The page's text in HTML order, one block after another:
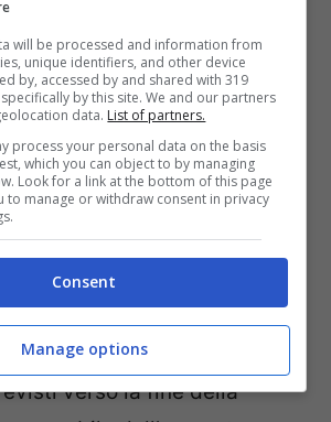
soprattutto su Toscana,
mentre sono previsti
Lazio. Pioverà anche sulla
si manterrà ancorastabile
etemperature estive
temperatura massima fino
verso la fine della
will be processed and information from
unique identifiers, and other device
by, accessed by and shared with 319
by this site. We and our partners
data. List of partners.
process your personal data on the basis
which you can object to by managing
Look for a link at the bottom of this page
to manage or withdraw consent in privacy
Consent
Manage options